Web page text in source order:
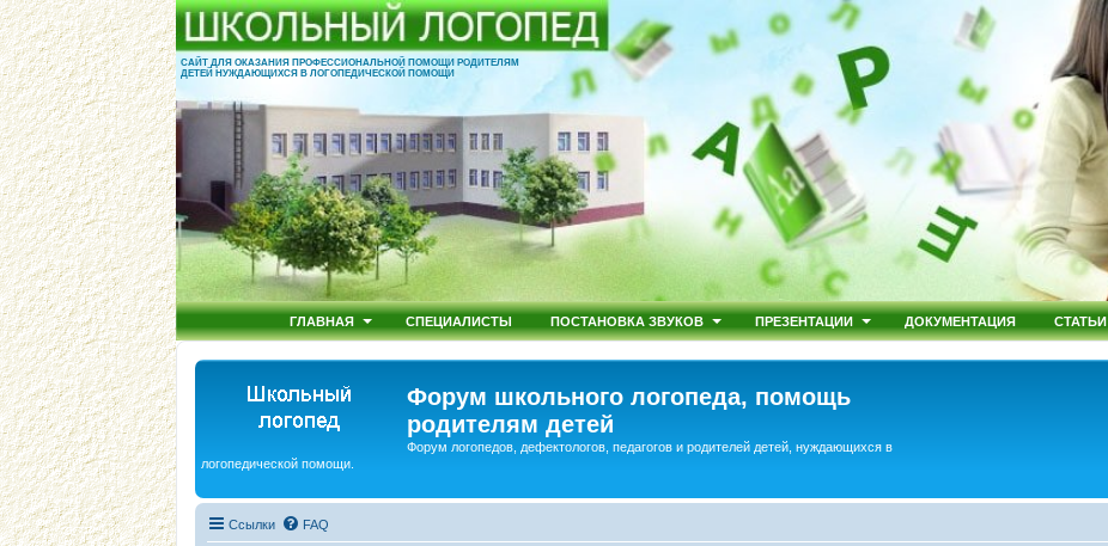
САЙТ ДЛЯ ОКАЗАНИЯ ПРОФЕССИОНАЛЬНОЙ ПОМОЩИ РОДИТЕЛЯМ
ДЕТЕЙ НУЖДАЮЩИХСЯ В ЛОГОПЕДИЧЕСКОЙ ПОМОЩИ
ГЛАВНАЯ СПЕЦИАЛИСТЫ ПОСТАНОВКА ЗВУКОВ ПРЕЗЕНТАЦИИ ДОКУМЕНТАЦИЯ СТАТЬИ
Форум школьного логопеда, помощь
родителям детей
Форум логопедов, дефектологов, педагогов и родителей детей, нуждающихся в
логопедической помощи.
Ссылки FAQ